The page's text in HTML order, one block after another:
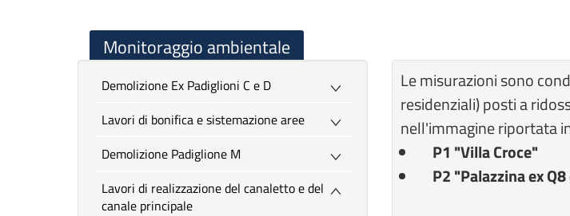
Monitoraggio ambientale
Le misurazioni sono
residenziali) posti a
nell'immagine riportata
P1 "Villa Croce"
P2 "Palazzina ex
Demolizione Ex Padiglioni C e D
Lavori di bonifica e sistemazione aree
Demolizione Padiglione M
Lavori di realizzazione del canaletto e del
canale principale